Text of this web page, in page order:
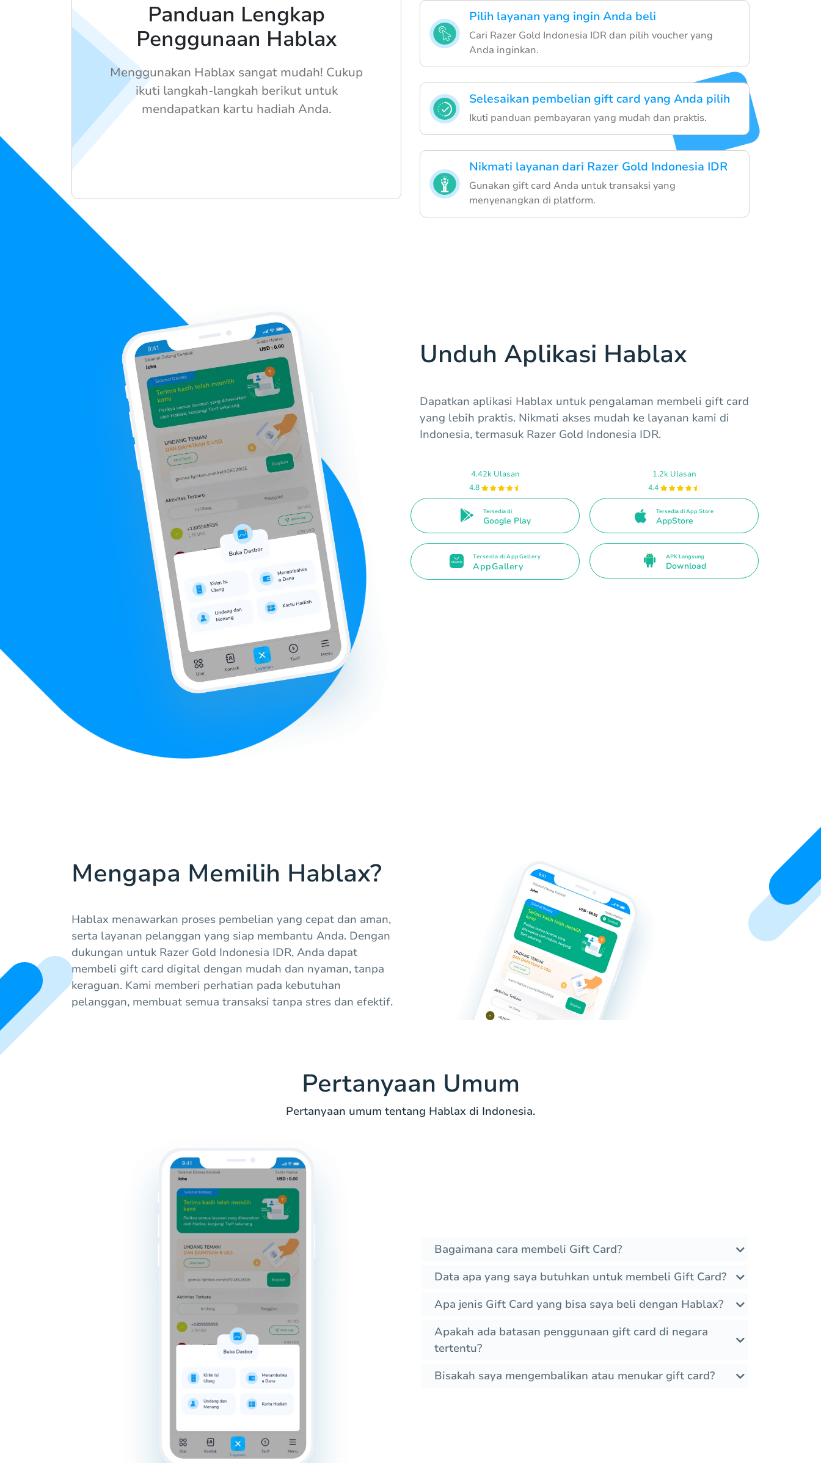
Pilih layanan yang ingin Anda beli
Cari Razer Gold Indonesia IDR dan pilih voucher yang
Anda inginkan.
Selesaikan pembelian gift card yang Anda pilih
Ikuti panduan pembayaran yang mudah dan praktis.
Nikmati layanan dari Razer Gold Indonesia IDR
Gunakan gift card Anda untuk transaksi yang
menyenangkan di platform.
Panduan Lengkap
Penggunaan Hablax
Menggunakan Hablax sangat mudah! Cukup
ikuti langkah-langkah berikut untuk
mendapatkan kartu hadiah Anda.
Unduh Aplikasi Hablax
Dapatkan aplikasi Hablax untuk pengalaman membeli gift card
yang lebih praktis. Nikmati akses mudah ke layanan kami di
Indonesia, termasuk Razer Gold Indonesia IDR.
4.42k Ulasan
4.8
Tersedia di
Google Play
1.2k Ulasan
4.4
Tersedia di App Store
AppStore
Tersedia di AppGallery
AppGallery
APK Langsung
Download
Mengapa Memilih Hablax?
Hablax menawarkan proses pembelian yang cepat dan aman,
serta layanan pelanggan yang siap membantu Anda. Dengan
dukungan untuk Razer Gold Indonesia IDR, Anda dapat
membeli gift card digital dengan mudah dan nyaman, tanpa
keraguan. Kami memberi perhatian pada kebutuhan
pelanggan, membuat semua transaksi tanpa stres dan efektif.
Pertanyaan Umum
Pertanyaan umum tentang Hablax di Indonesia.
Bagaimana cara membeli Gift Card?
Data apa yang saya butuhkan untuk membeli Gift Card?
Apa jenis Gift Card yang bisa saya beli dengan Hablax?
Apakah ada batasan penggunaan gift card di negara
tertentu?
Bisakah saya mengembalikan atau menukar gift card?